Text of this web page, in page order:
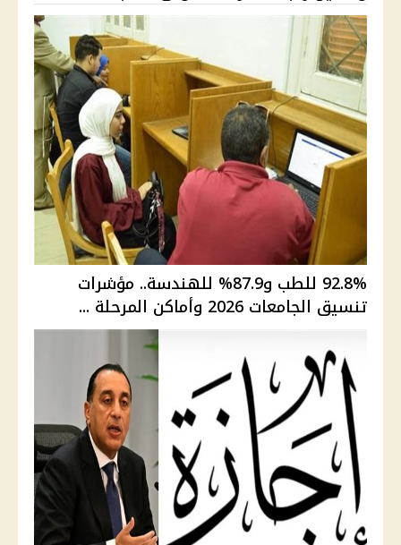
92.8% للطب و87.9% للهندسة.. مؤشرات
تنسيق الجامعات 2026 وأماكن المرحلة ...